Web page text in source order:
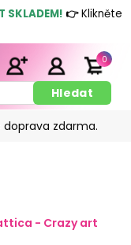
SKLADEM! 👉Klikněte
doprava zdarma.
0
- Crazy art